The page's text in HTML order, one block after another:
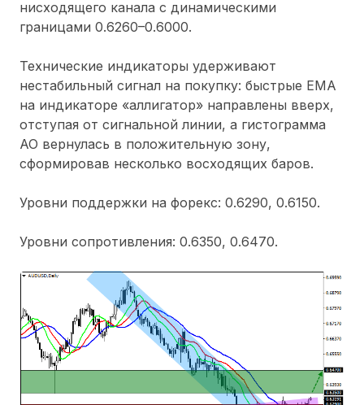
нисходящего канала с динамическими
границами 0.6260–0.6000.
Технические индикаторы удерживают
нестабильный сигнал на покупку: быстрые ЕМА
на индикаторе «аллигатор» направлены вверх,
отступая от сигнальной линии, а гистограмма
АО вернулась в положительную зону,
сформировав несколько восходящих баров.
Уровни поддержки на форекс: 0.6290, 0.6150.
Уровни сопротивления: 0.6350, 0.6470.